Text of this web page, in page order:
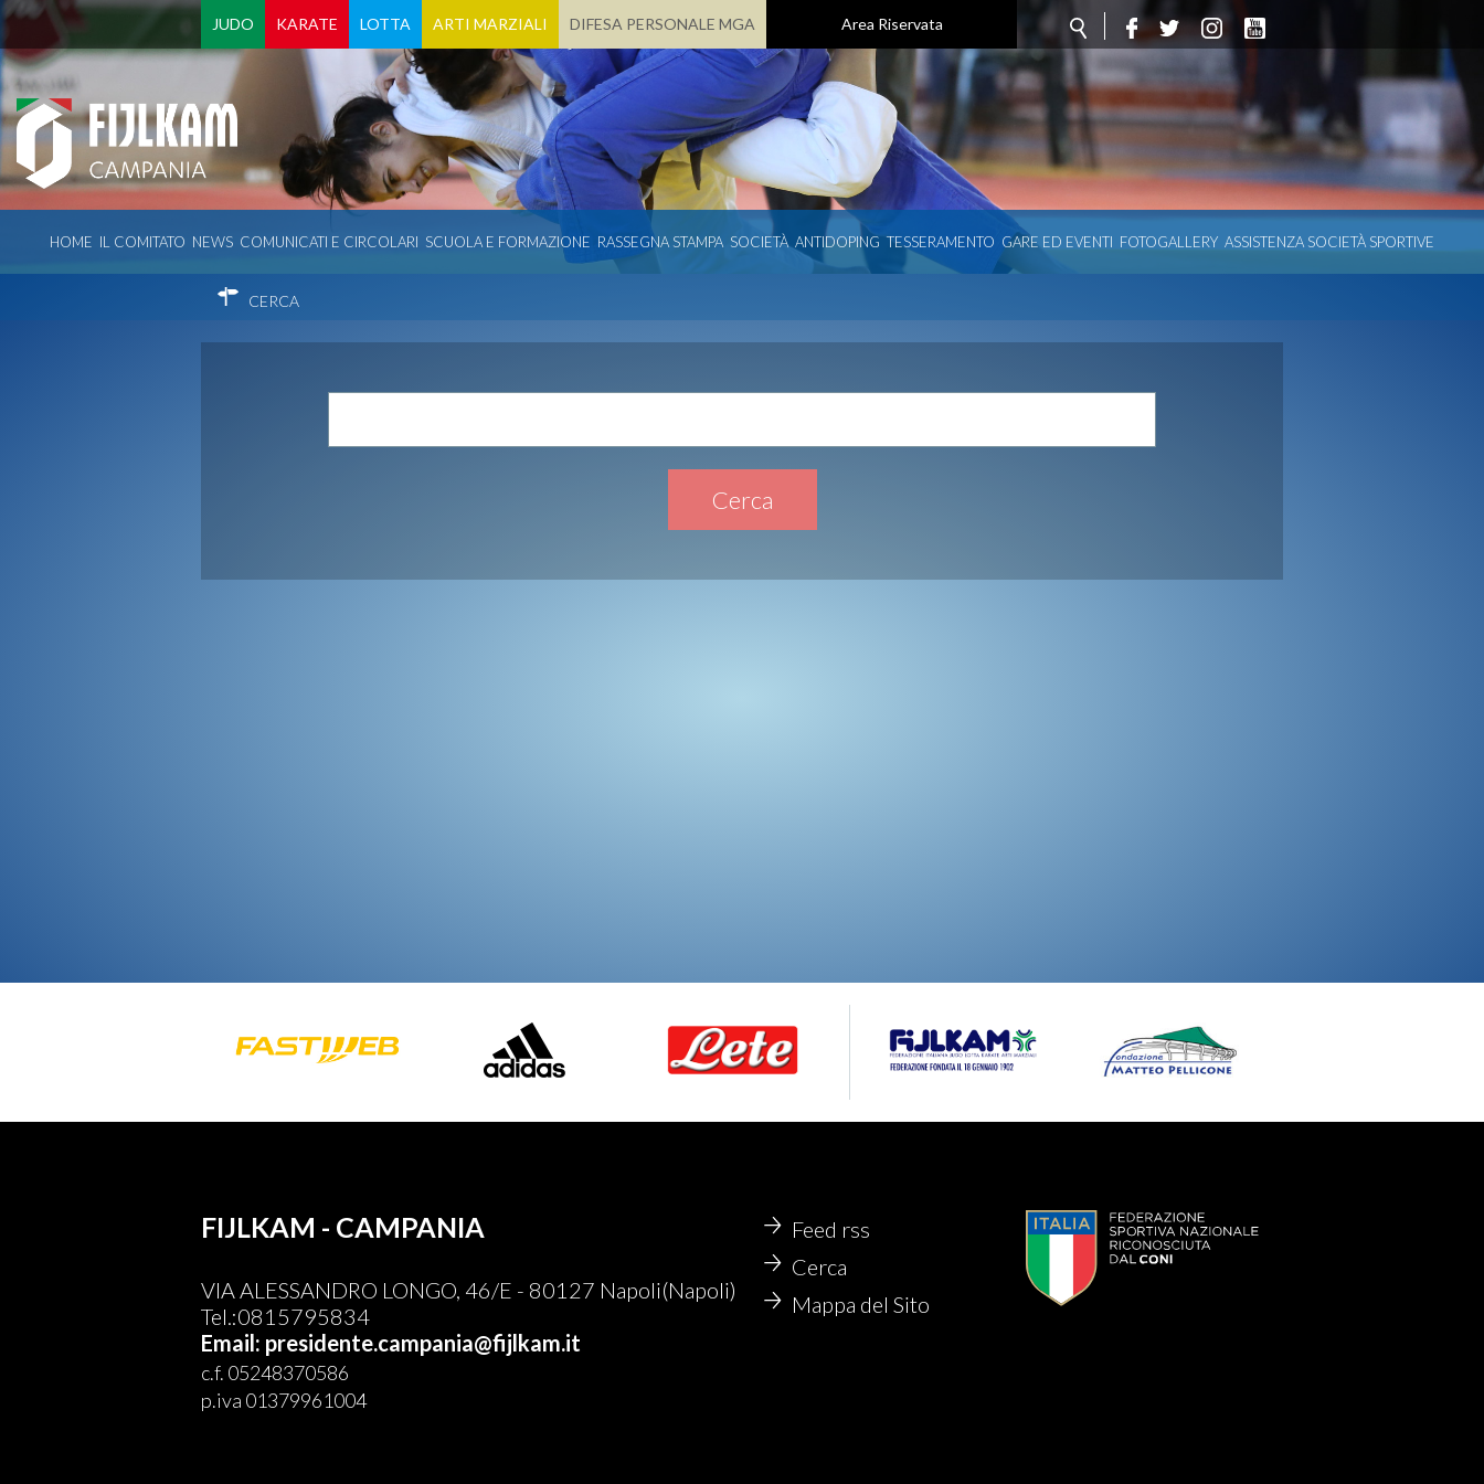
JUDO KARATE LOTTA ARTI MARZIALI DIFESA PERSONALE MGA Area Riservata
HOME IL COMITATO NEWS COMUNICATI E CIRCOLARI SCUOLA E FORMAZIONE RASSEGNA STAMPA SOCIETÀ ANTIDOPING TESSERAMENTO GARE ED EVENTI FOTOGALLERY ASSISTENZA SOCIETÀ SPORTIVE
CERCA
Cerca
FIJLKAM - CAMPANIA
VIA ALESSANDRO LONGO, 46/E - 80127 Napoli(Napoli)
Tel.:0815795834
Email: presidente.campania@fijlkam.it
c.f. 05248370586
p.iva 01379961004
Feed rss
Cerca
Mappa del Sito